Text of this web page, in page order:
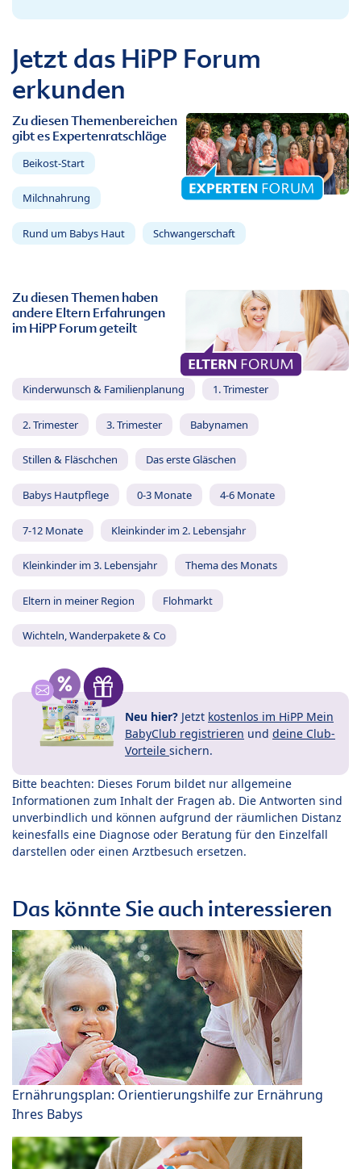
Jetzt das HiPP Forum
erkunden
Zu diesen Themenbereichen
gibt es Expertenratschläge
Beikost-Start
Milchnahrung
Rund um Babys Haut Schwangerschaft
Zu diesen Themen haben
andere Eltern Erfahrungen
im HiPP Forum geteilt
Kinderwunsch & Familienplanung 1. Trimester
2. Trimester 3. Trimester Babynamen
Stillen & Fläschchen Das erste Gläschen
Babys Hautpflege 0-3 Monate 4-6 Monate
7-12 Monate Kleinkinder im 2. Lebensjahr
Kleinkinder im 3. Lebensjahr Thema des Monats
Eltern in meiner Region Flohmarkt
Wichteln, Wanderpakete & Co
Neu hier? Jetzt kostenlos im HiPP Mein
BabyClub registrieren und deine Club-
Vorteile sichern.
Bitte beachten: Dieses Forum bildet nur allgemeine
Informationen zum Inhalt der Fragen ab. Die Antworten sind
unverbindlich und können aufgrund der räumlichen Distanz
keinesfalls eine Diagnose oder Beratung für den Einzelfall
darstellen oder einen Arztbesuch ersetzen.
Das könnte Sie auch interessieren
Ernährungsplan: Orientierungshilfe zur Ernährung
Ihres Babys